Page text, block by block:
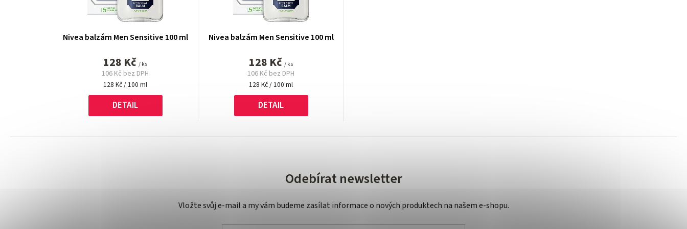
Nivea balzám Men Sensitive 100 ml
128 Kč / ks
106 Kč bez DPH
Měrná
128 Kč / 100 ml
DETAIL
Nivea balzám Men Sensitive 100 ml
128 Kč / ks
106 Kč bez DPH
Měrná
128 Kč / 100 ml
DETAIL
Odebírat newsletter
Vložte svůj e-mail a my vám budeme zasílat informace o nových produktech na našem e-shopu.